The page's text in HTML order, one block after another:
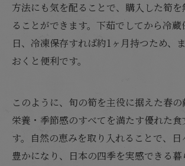
方法にも気を配ることで、購入した筍
ることができます。下茹でしてから冷
日、冷凍保存すれば約1ヶ月持つため、
おくと便利です。
このように、旬の筍を主役に据えた春の
栄養・季節感のすべてを満たす優れた
す。自然の恵みを取り入れることで、日
豊かになり、日本の四季を実感できる